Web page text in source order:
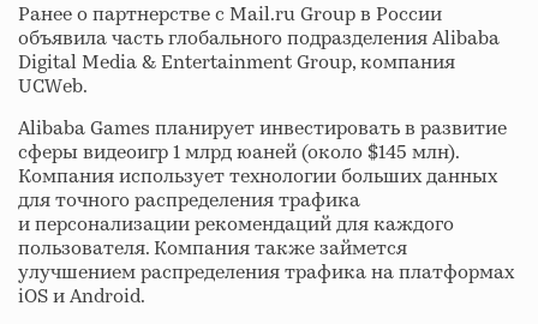
Ранее о партнерстве с Mail.ru Group в России
объявила часть глобального подразделения Alibaba
Digital Media & Entertainment Group, компания
UCWeb.
Alibaba Games планирует инвестировать в развитие
сферы видеоигр 1 млрд юаней (около $145 млн).
Компания использует технологии больших данных
для точного распределения трафика
и персонализации рекомендаций для каждого
пользователя. Компания также займется
улучшением распределения трафика на платформах
iOS и Android.